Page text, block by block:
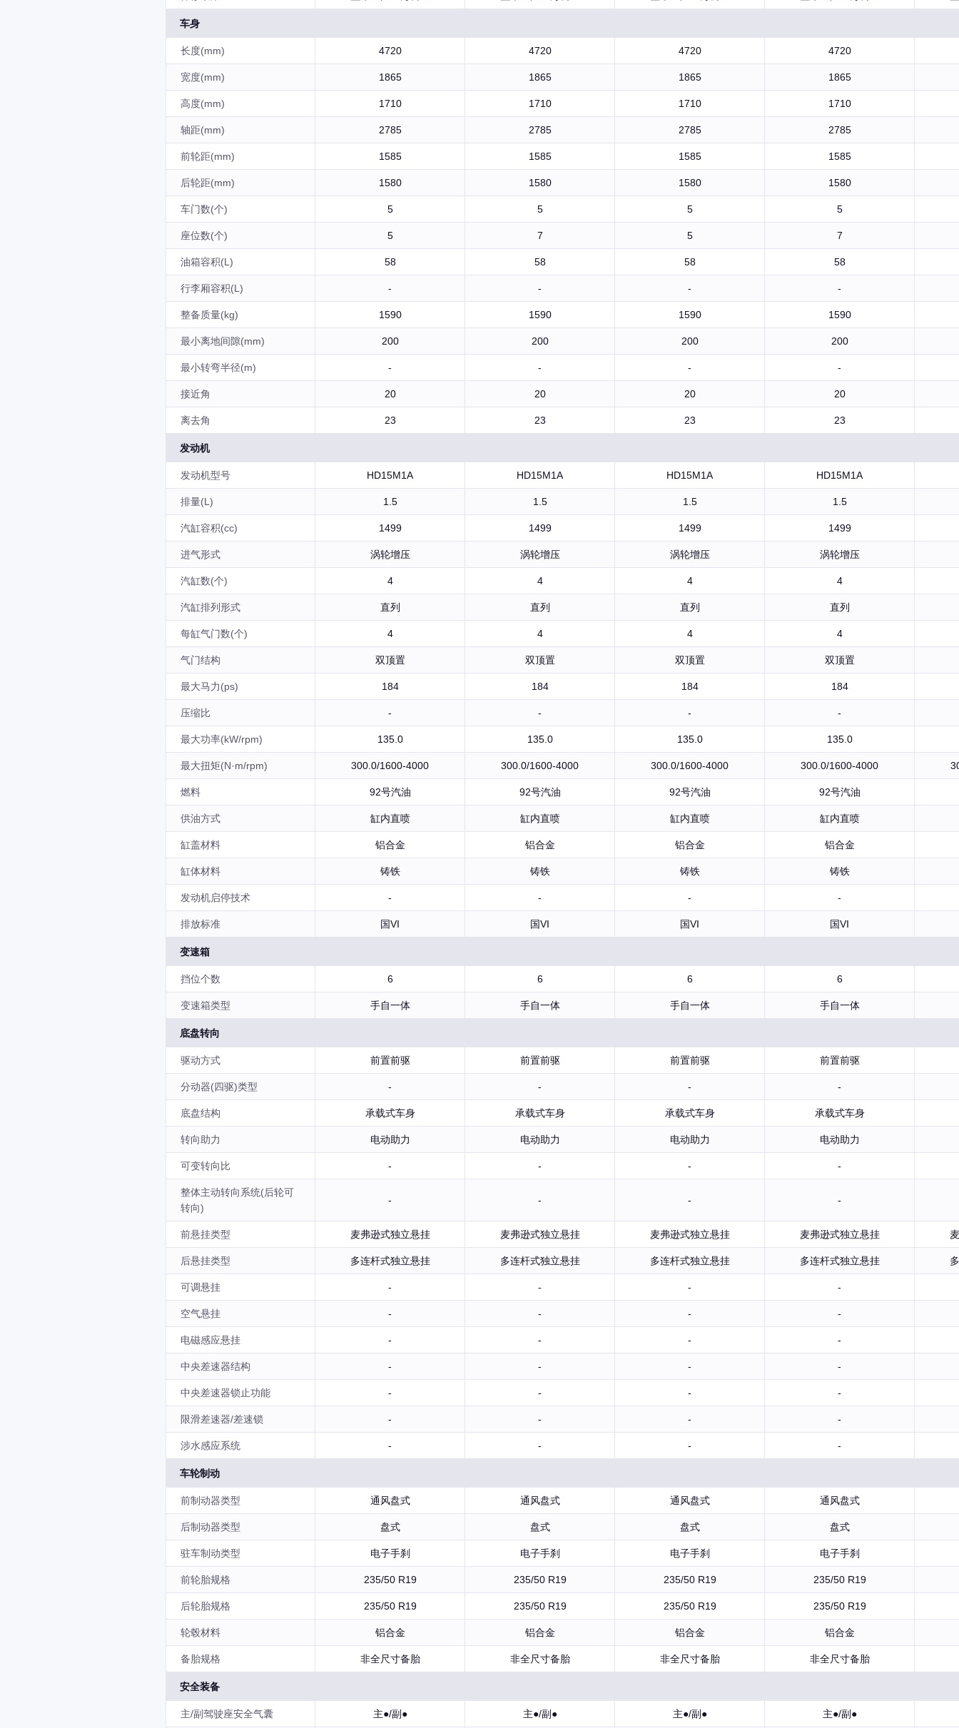
车身
长度(mm) 4720 4720 4720 4720
宽度(mm) 1865 1865 1865 1865
高度(mm) 1710 1710 1710 1710
轴距(mm) 2785 2785 2785 2785
前轮距(mm) 1585 1585 1585 1585
后轮距(mm) 1580 1580 1580 1580
车门数(个) 5 5 5 5
座位数(个) 5 7 5 7
油箱容积(L) 58 58 58 58
行李厢容积(L) - - - -
整备质量(kg) 1590 1590 1590 1590
最小离地间隙(mm) 200 200 200 200
最小转弯半径(m) - - - -
接近角 20 20 20 20
离去角 23 23 23 23
发动机
发动机型号 HD15M1A HD15M1A HD15M1A HD15M1A
排量(L) 1.5 1.5 1.5 1.5
汽缸容积(cc) 1499 1499 1499 1499
进气形式 涡轮增压 涡轮增压 涡轮增压 涡轮增压
汽缸数(个) 4 4 4 4
汽缸排列形式 直列 直列 直列 直列
每缸气门数(个) 4 4 4 4
气门结构 双顶置 双顶置 双顶置 双顶置
最大马力(ps) 184 184 184 184
压缩比 - - - -
最大功率(kW/rpm) 135.0 135.0 135.0 135.0
最大扭矩(N·m/rpm) 300.0/1600-4000 300.0/1600-4000 300.0/1600-4000 300.0/1600-4000
燃料 92号汽油 92号汽油 92号汽油 92号汽油
供油方式 缸内直喷 缸内直喷 缸内直喷 缸内直喷
缸盖材料 铝合金 铝合金 铝合金 铝合金
缸体材料 铸铁 铸铁 铸铁 铸铁
发动机启停技术 - - - -
排放标准 国VI 国VI 国VI 国VI
变速箱
挡位个数 6 6 6 6
变速箱类型 手自一体 手自一体 手自一体 手自一体
底盘转向
驱动方式 前置前驱 前置前驱 前置前驱 前置前驱
分动器(四驱)类型 - - - -
底盘结构 承载式车身 承载式车身 承载式车身 承载式车身
转向助力 电动助力 电动助力 电动助力 电动助力
可变转向比 - - - -
整体主动转向系统(后轮可
转向)
- - - -
前悬挂类型 麦弗逊式独立悬挂 麦弗逊式独立悬挂 麦弗逊式独立悬挂 麦弗逊式独立悬挂
后悬挂类型 多连杆式独立悬挂 多连杆式独立悬挂 多连杆式独立悬挂 多连杆式独立悬挂
可调悬挂 - - - -
空气悬挂 - - - -
电磁感应悬挂 - - - -
中央差速器结构 - - - -
中央差速器锁止功能 - - - -
限滑差速器/差速锁 - - - -
涉水感应系统 - - - -
车轮制动
前制动器类型 通风盘式 通风盘式 通风盘式 通风盘式
后制动器类型 盘式 盘式 盘式 盘式
驻车制动类型 电子手刹 电子手刹 电子手刹 电子手刹
前轮胎规格 235/50 R19 235/50 R19 235/50 R19 235/50 R19
后轮胎规格 235/50 R19 235/50 R19 235/50 R19 235/50 R19
轮毂材料 铝合金 铝合金 铝合金 铝合金
备胎规格 非全尺寸备胎 非全尺寸备胎 非全尺寸备胎 非全尺寸备胎
安全装备
主/副驾驶座安全气囊 主●/副● 主●/副● 主●/副● 主●/副●